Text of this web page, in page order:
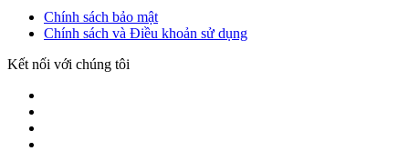
Chính sách bảo mật
Chính sách và Điều khoản sử dụng
Kết nối với chúng tôi